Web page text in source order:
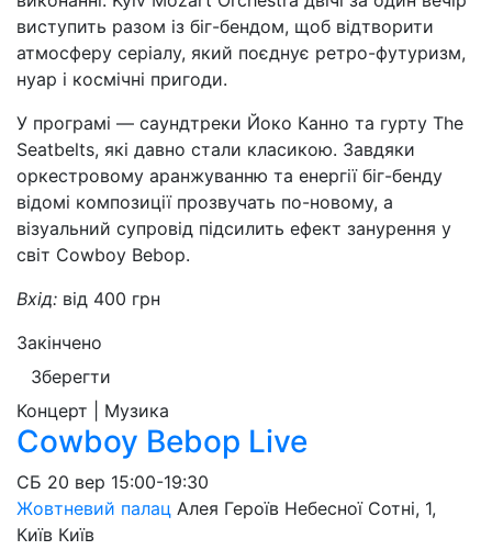
виступить разом із біг-бендом, щоб відтворити
атмосферу серіалу, який поєднує ретро-футуризм,
нуар і космічні пригоди.
У програмі — саундтреки Йоко Канно та гурту The
Seatbelts, які давно стали класикою. Завдяки
оркестровому аранжуванню та енергії біг-бенду
відомі композиції прозвучать по-новому, а
візуальний супровід підсилить ефект занурення у
світ Cowboy Bebop.
Вхід: від 400 грн
Закінчено
Зберегти
Концерт | Музика
Cowboy Bebop Live
СБ 20 вер 15:00-19:30
Жовтневий палац Алея Героїв Небесної Сотні, 1,
Київ Київ